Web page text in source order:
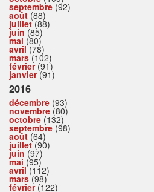
septembre (92)
août (88)
juillet(88)
juin (85)
mai (80)
avril(78)
mars(102)
février(91)
janvier(91)
2016
décembre (93)
novembre (80)
octobre (132)
septembre (98)
août (64)
juillet(90)
juin (97)
mai (95)
avril(112)
mars(98)
février(122)